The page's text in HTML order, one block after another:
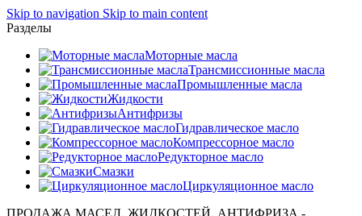
Skip to navigation Skip to main content
Разделы
Моторные масла
Трансмиссионные масла
Промышленные масла
Жидкости
Антифризы
Гидравлическое масло
Компрессорное масло
Редукторное масло
Смазки
Циркуляционное масло
ПРОДАЖА МАСЕЛ, ЖИДКОСТЕЙ, АНТИФРИЗА -